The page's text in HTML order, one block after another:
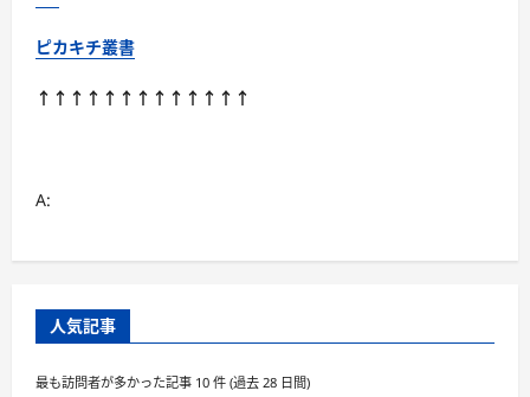
ピカキチ叢書
↑↑↑↑↑↑↑↑↑↑↑↑↑
A:
人気記事
最も訪問者が多かった記事 10 件 (過去 28 日間)